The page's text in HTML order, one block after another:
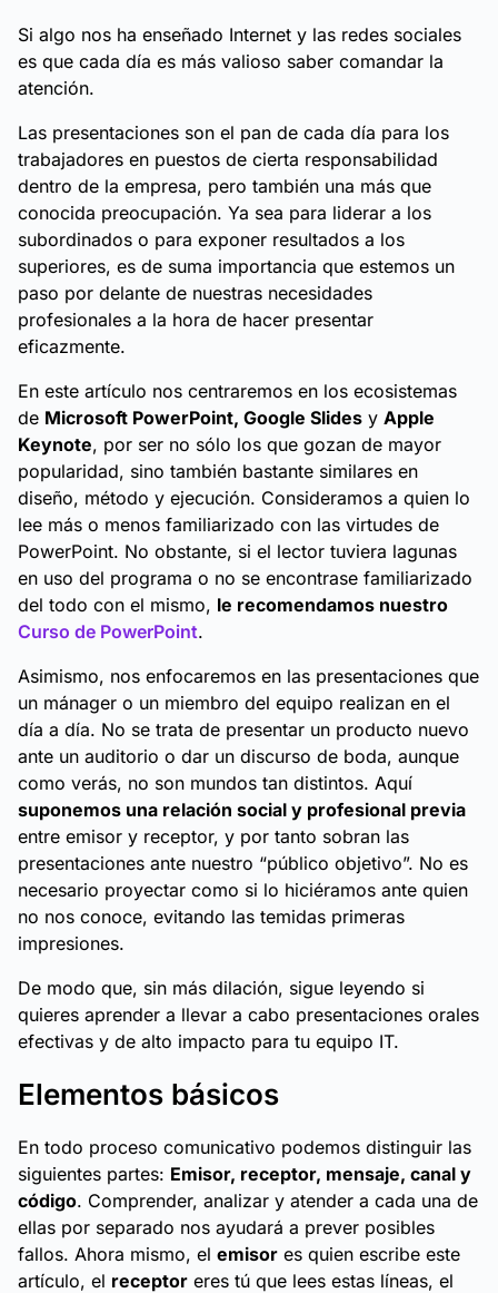
Si algo nos ha enseñado Internet y las redes sociales
es que cada día es más valioso saber comandar la
atención.
Las presentaciones son el pan de cada día para los
trabajadores en puestos de cierta responsabilidad
dentro de la empresa, pero también una más que
conocida preocupación. Ya sea para liderar a los
subordinados o para exponer resultados a los
superiores, es de suma importancia que estemos un
paso por delante de nuestras necesidades
profesionales a la hora de hacer presentar
eficazmente.
En este artículo nos centraremos en los ecosistemas
de Microsoft PowerPoint, Google Slides y Apple
Keynote, por ser no sólo los que gozan de mayor
popularidad, sino también bastante similares en
diseño, método y ejecución. Consideramos a quien lo
lee más o menos familiarizado con las virtudes de
PowerPoint. No obstante, si el lector tuviera lagunas
en uso del programa o no se encontrase familiarizado
del todo con el mismo, le recomendamos nuestro
Curso de PowerPoint.
Asimismo, nos enfocaremos en las presentaciones que
un mánager o un miembro del equipo realizan en el
día a día. No se trata de presentar un producto nuevo
ante un auditorio o dar un discurso de boda, aunque
como verás, no son mundos tan distintos. Aquí
suponemos una relación social y profesional previa
entre emisor y receptor, y por tanto sobran las
presentaciones ante nuestro “público objetivo”. No es
necesario proyectar como si lo hiciéramos ante quien
no nos conoce, evitando las temidas primeras
impresiones.
De modo que, sin más dilación, sigue leyendo si
quieres aprender a llevar a cabo presentaciones orales
efectivas y de alto impacto para tu equipo IT.
Elementos básicos
En todo proceso comunicativo podemos distinguir las
siguientes partes: Emisor, receptor, mensaje, canal y
código. Comprender, analizar y atender a cada una de
ellas por separado nos ayudará a prever posibles
fallos. Ahora mismo, el emisor es quien escribe este
artículo, el receptor eres tú que lees estas líneas, el